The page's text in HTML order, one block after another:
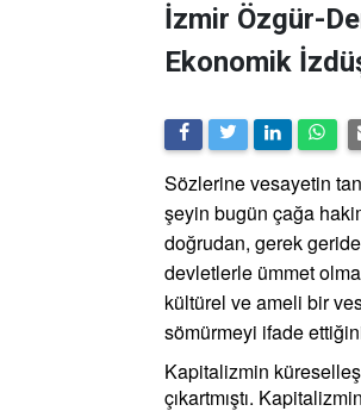
İzmir Özgür-
Ekonomik
Sözlerine vesayetin
şeyin bugün çağa
doğrudan, gerek
devletlerle ümmet
kültürel ve ameli bir
sömürmeyi ifade
Kapitalizmin
çıkartmıştı.